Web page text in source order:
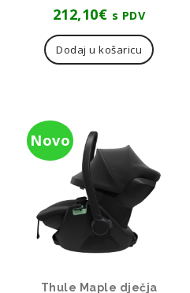
212,10€ s PDV
Dodaj u košaricu
Novo
Thule Maple dječja